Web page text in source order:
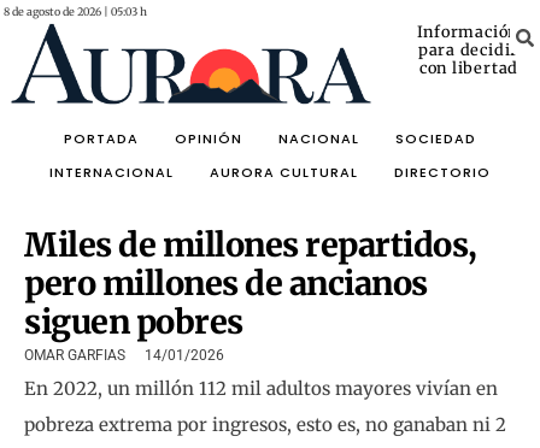
8 de agosto de 2026 | 05:03 h
Información
para decidir
con libertad
PORTADA OPINIÓN NACIONAL
SOCIEDAD
INTERNACIONAL
AURORA CULTURAL DIRECTORIO
Miles de millones repartidos,
pero millones de ancianos
siguen pobres
OMAR GARFIAS 14/01/2026
En 2022, un millón 112 mil adultos mayores vivían en
pobreza extrema por ingresos, esto es, no ganaban ni 2